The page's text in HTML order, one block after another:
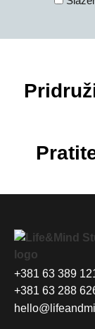
+381 63 389
+381 63 288